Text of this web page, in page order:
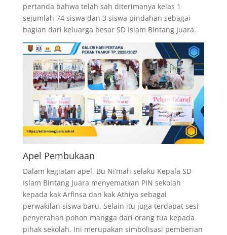
pertanda bahwa telah sah diterimanya kelas 1
sejumlah 74 siswa dan 3 siswa pindahan sebagai
bagian dari keluarga besar SD Islam Bintang Juara.
Apel Pembukaan
Dalam kegiatan apel, Bu Ni’mah selaku Kepala SD
Islam Bintang Juara menyematkan PIN sekolah
kepada kak Arfinsa dan kak Athiya sebagai
perwakilan siswa baru. Selain itu juga terdapat sesi
penyerahan pohon mangga dari orang tua kepada
pihak sekolah. Ini merupakan simbolisasi pemberian